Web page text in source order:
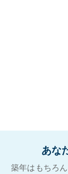
あな
築年はもちろ